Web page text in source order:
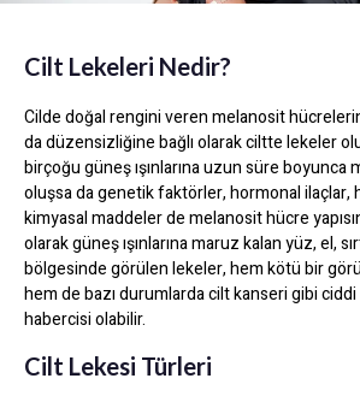
Cilt Lekeleri Nedir?
Cilde doğal rengini veren melanosit
da düzensizliğine bağlı olarak ciltte lekeler
birçoğu güneş ışınlarına uzun süre boyunca
oluşsa da genetik faktörler, hormonal ilaçlar,
kimyasal maddeler de melanosit hücre
olarak güneş ışınlarına maruz kalan yüz, el,
bölgesinde görülen lekeler, hem kötü bir
hem de bazı durumlarda cilt kanseri gibi ciddi
habercisi olabilir.
Cilt Lekesi Türleri